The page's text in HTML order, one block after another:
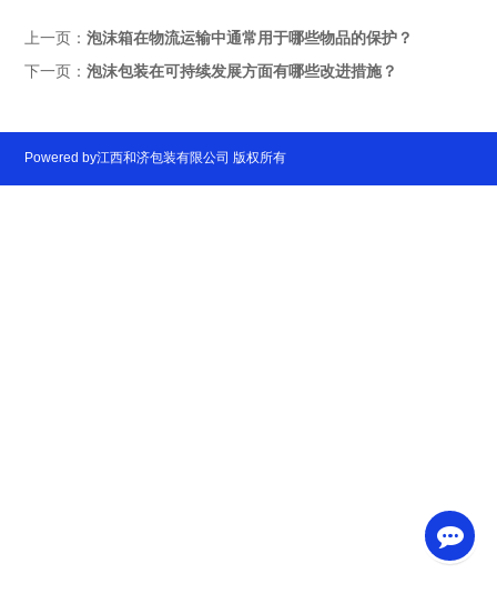
上一页：泡沫箱在物流运输中通常用于哪些物品的保护？
下一页：泡沫包装在可持续发展方面有哪些改进措施？
Powered by江西和济包装有限公司 版权所有